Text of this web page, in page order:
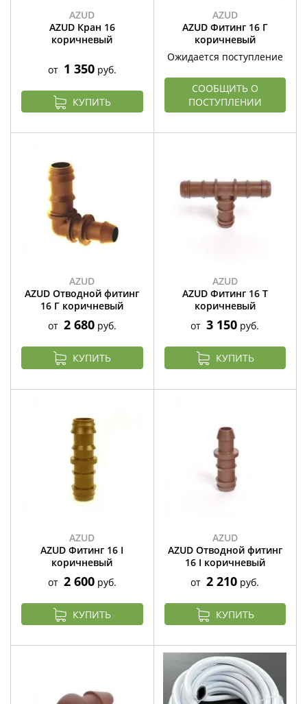
AZUD
AZUD Кран 16
коричневый
от 1 350руб.
КУПИТЬ
AZUD
AZUD Фитинг 16 Г
коричневый
Ожидается поступление
СООБЩИТЬ О
ПОСТУПЛЕНИИ
AZUD
AZUD Отводной фитинг
16 Г коричневый
от 2 680руб.
КУПИТЬ
AZUD
AZUD Фитинг 16 T
коричневый
от3 150 руб.
КУПИТЬ
AZUD
AZUD Фитинг 16 I
коричневый
от 2 600руб.
КУПИТЬ
AZUD
AZUD Отводной фитинг
16 I коричневый
от2 210 руб.
КУПИТЬ